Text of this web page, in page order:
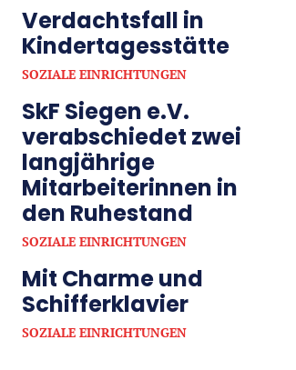
Verdachtsfall in
Kindertagesstätte
SOZIALE EINRICHTUNGEN
SkF Siegen e.V.
verabschiedet zwei
langjährige
Mitarbeiterinnen in
den Ruhestand
SOZIALE EINRICHTUNGEN
Mit Charme und
Schifferklavier
SOZIALE EINRICHTUNGEN